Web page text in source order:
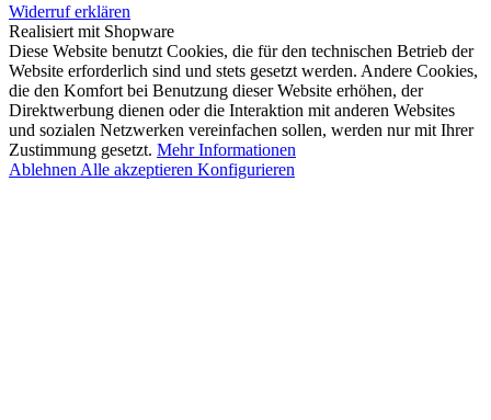
Widerruf erklären
Realisiert mit Shopware
Diese Website benutzt Cookies, die für den technischen Betrieb der
Website erforderlich sind und stets gesetzt werden. Andere Cookies,
die den Komfort bei Benutzung dieser Website erhöhen, der
Direktwerbung dienen oder die Interaktion mit anderen Websites
und sozialen Netzwerken vereinfachen sollen, werden nur mit Ihrer
Zustimmung gesetzt. Mehr Informationen
Ablehnen Alle akzeptieren Konfigurieren